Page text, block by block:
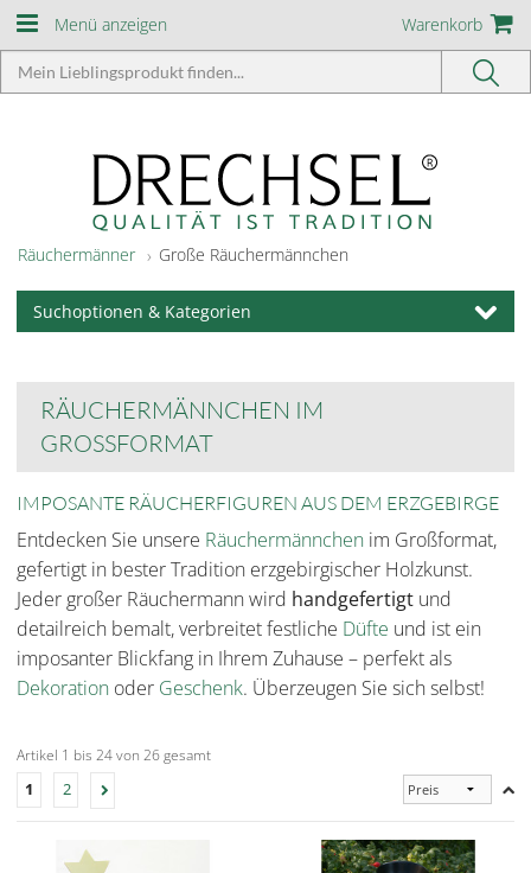
Menü anzeigen Warenkorb
Räuchermänner Große Räuchermännchen
Suchoptionen & Kategorien
RÄUCHERMÄNNCHEN IM
GROSSFORMAT
IMPOSANTE RÄUCHERFIGUREN AUS DEM ERZGEBIRGE
Entdecken Sie unsere Räuchermännchen im Großformat,
gefertigt in bester Tradition erzgebirgischer Holzkunst.
Jeder großer Räuchermann wird handgefertigt und
detailreich bemalt, verbreitet festliche Düfte und ist ein
imposanter Blickfang in Ihrem Zuhause – perfekt als
Dekoration oder Geschenk. Überzeugen Sie sich selbst!
Artikel 1 bis 24 von 26 gesamt
1
2